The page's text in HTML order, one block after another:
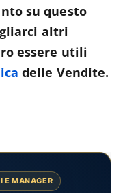
su questo
altri
essere utili
delle Vendite.
E MANAGER